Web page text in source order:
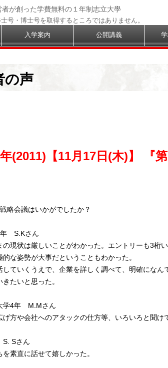
者が創った学費無料の１年制志立大學
号・博士号を取得するところではありません。
入学案内 公開講義
の声
(2011)【11月17日(木)】 『
略会議はいかがでしたか？
年 S.Kさん
の現状は厳しいことがわかった。エントリーも3桁
的な姿勢が大事だということもわかった。
していくうえで、企業を詳しく調べて、明確になん
たいと思った。
学4年 M.Mさん
げ方や会社へのアタックの仕方等、いろいろと聞け
Sさん
を素直に話せて嬉しかった。